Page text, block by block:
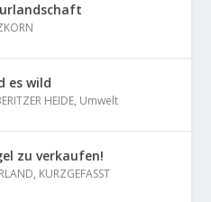
es wild
HEIDE, Umwelt
zu verkaufen!
, KURZGEFASST